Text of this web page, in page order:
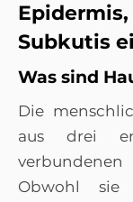
Subkutis
Was sind
Die
aus drei
Obwohl sie